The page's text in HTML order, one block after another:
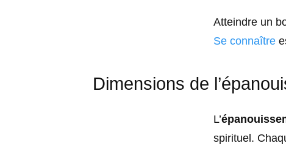
Atteindre un
Se connaître
Dimensions de
L’
spirituel.